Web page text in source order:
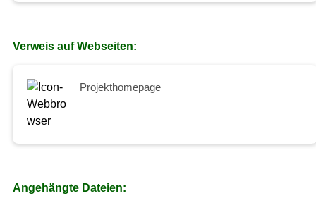
Verweis auf Webseiten:
Projekthomepage
Angehängte Dateien: